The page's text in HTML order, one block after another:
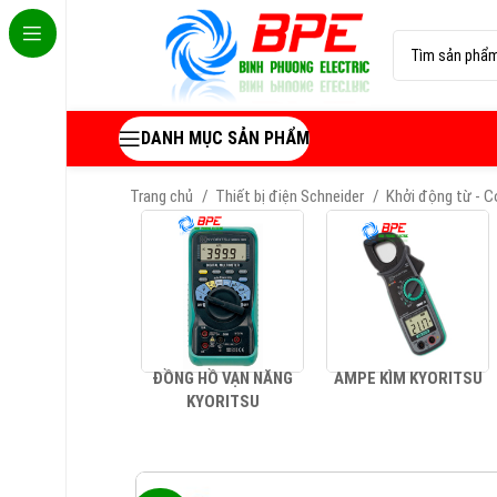
DANH MỤC SẢN PHẨM
Trang chủ Thiết bị điện Schneider Khởi động từ -
ĐỒNG HỒ VẠN NĂNG
KYORITSU
AMPE KÌM KYORITSU